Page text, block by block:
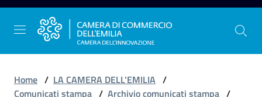
Vai al contenuto
Vai alla navigazione
Vai al footer
Home / LA CAMERA DELL'EMILIA /
Comunicati stampa / Archivio comunicati stampa /